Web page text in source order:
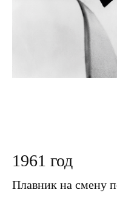
1961 год
Плавник на смену